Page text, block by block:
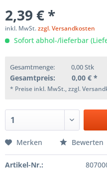
2,39 € *
inkl. MwSt.zzgl. Versandkosten
Sofort abhol-/lieferbar
Gesamtmenge: 0,00Stk
Gesamtpreis: 0,00 € *
* Preise inkl. MwSt., zzgl.
Merken Bewerten
Artikel-Nr.: